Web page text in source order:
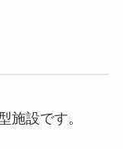
施設です。